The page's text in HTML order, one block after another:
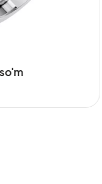
17 448 000 so'm